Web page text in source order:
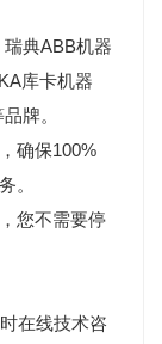
典ABB机器
库卡机器
牌。
确保100%
。
您不需要停
在线技术咨